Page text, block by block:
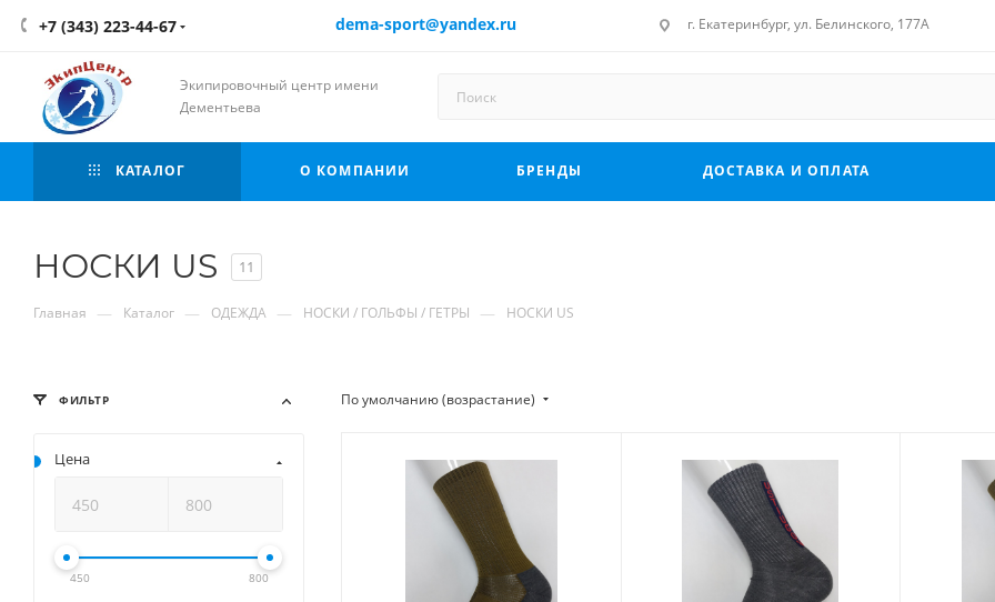
+7 (343) 223-44-67 dema-sport@yandex.ru г. Екатеринбург, ул. Белинского, 177А
Экипировочный центр имени
Дементьева
КАТАЛОГ О КОМПАНИИ БРЕНДЫ ДОСТАВКА И ОПЛАТА
НОСКИ US 11
Главная — Каталог — ОДЕЖДА — НОСКИ / ГОЛЬФЫ / ГЕТРЫ — НОСКИ US
По умолчанию (возрастание)
ФИЛЬТР
Цена
450 800